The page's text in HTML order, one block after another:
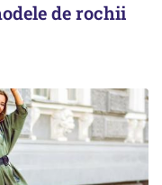
de rochii